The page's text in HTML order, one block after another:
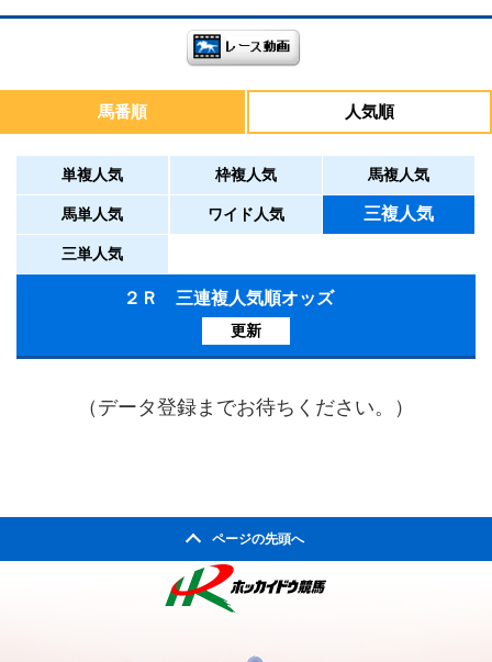
馬番順 人気順
単複人気 枠複人気 馬複人気
馬単人気 ワイド人気 三複人気
三単人気
２Ｒ 三連複人気順オッズ
更新
（データ登録までお待ちください。）
ページの先頭へ